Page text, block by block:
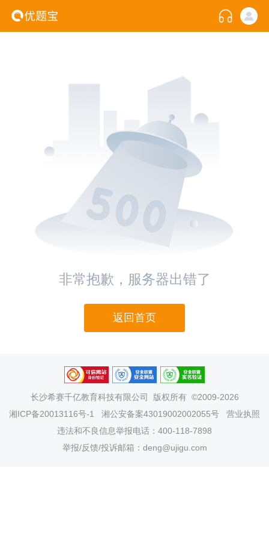
非常抱歉，服务器出错了
返回首页
长沙希赛千亿教育科技有限公司
版权所有 ©2009-2026
湘ICP备20013116号-1
湘公安备案43019002002055号
营业执照
违法和不良信息举报电话：400-118-7898
举报/反馈/投诉邮箱：deng@ujigu.com